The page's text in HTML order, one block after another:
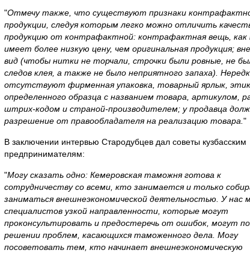
"Отмечу также, что существуют признаки
продукции, следуя которым легко можно отличить
продукцию от контрафактной: контрафактная вещь, как
имеет более низкую цену, чем оригинальная продукция;
вид (чтобы нитки не торчали, строчки были ровные, не
следов клея, а также не было неприятного запаха).
отсутствуют фирменная упаковка, товарный ярлык,
определенного образца с названием товара, артикулом,
штрих-кодом и страной-производителем; у продавца
разрешение от правообладателя на реализацию товара. "
В заключении интервью Стародубцев дал советы кузбасским
предпринимателям:
"Могу сказать одно: Кемеровская таможня готова к
сотрудничеству со всеми, кто занимается и только
заниматься внешнеэкономической деятельностью. У нас
специалистов узкой направленности, которые могут
проконсультировать и предостеречь от ошибок, могут
решении проблем, касающихся таможенного дела. Могу
посоветовать тем, кто начинает внешнеэкономическую